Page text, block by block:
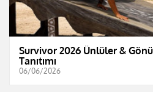
Survivor 2026 Ünlüler &
Tanıtımı
06/06/2026